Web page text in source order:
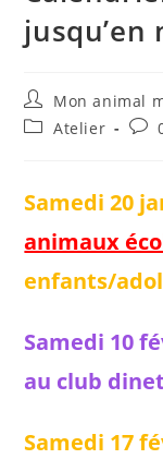
jusqu’en
Mon animal
Atelier
Samedi 20
animaux
enfants/
Samedi 10
au club
Samedi 17